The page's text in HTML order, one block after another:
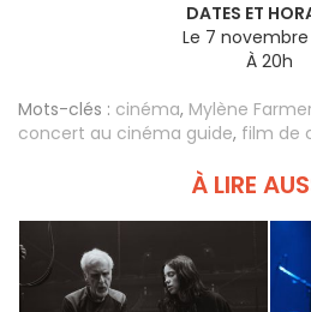
DATES ET
Le 7
À 20h
Mots-clés : cinéma, Mylène
concert au cinéma guide, film de
À LIRE